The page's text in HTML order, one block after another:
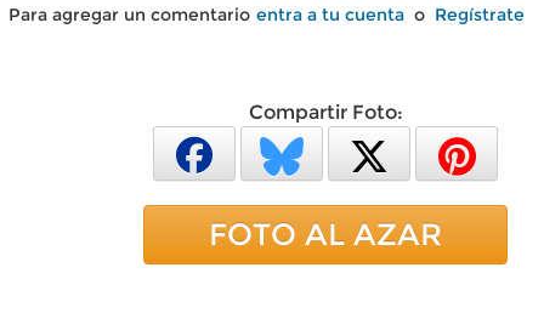
Para agregar un comentario entra a tu cuenta o Regístrate
Compartir Foto:
FOTO AL AZAR